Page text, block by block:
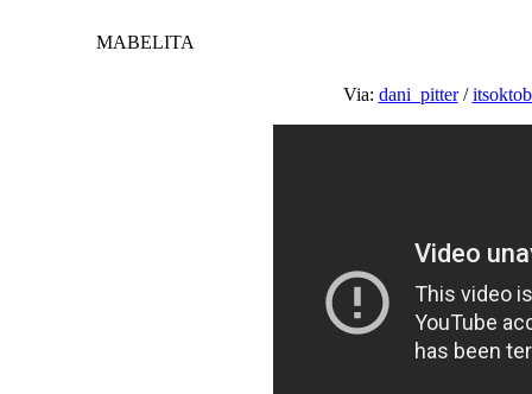
MABELITA
Via: dani_pitter/